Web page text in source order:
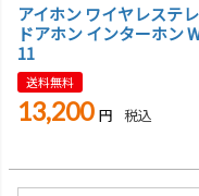
アイホン ワイヤレステ
ドアホン インターホン
11
送料無料
13,200 税込